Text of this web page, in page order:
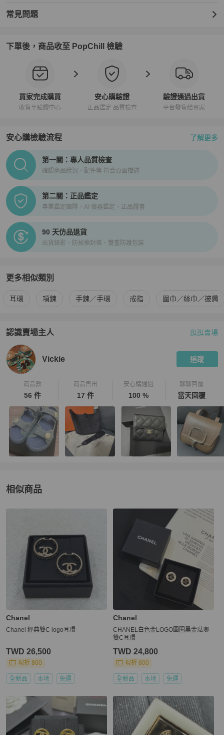
常見問題
下單後，商品收至 PopChill 檢驗
買家完成購買
收貨至驗證中心
安心購驗證
正品鑑定 品質檢查
驗證通過出貨
平台發貨給買家
安心購檢驗流程 了解更多
PopChill拍拍圈正品驗證、安心購檢驗流程介紹
第一關：專人品質檢查
確認商品狀況、配件等 符合頁面描述
第二關：正品鑑定
專業鑑定團隊、AI 儀器鑑定、正品證書
90 天仿品退貨
出貨錄影、防掉換封條、雙重防護包裝
更多相似類別
更多Chanel 女士配件 相似商品推薦
耳環 項鍊 手鍊／手環 戒指 圍巾／絲巾／披肩
認識賣場主人
PopChill 拍拍圈嚴選賣家
逛逛賣場
Vickie 追蹤
商品數
56 件
商品售出
17 件
安心購通過
100 %
聊聊回覆
當天回覆
相似商品
更多相似 Chanel 女士配件 推薦精品
Chanel
Chanel 經典雙C logo耳環
TWD 26,500
現折 800
全新品 本地 免運
Chanel
CHANEL白色金LOGO圓圈黑金琺瑯
雙C耳環
TWD 24,800
現折 800
全新品 本地 免運